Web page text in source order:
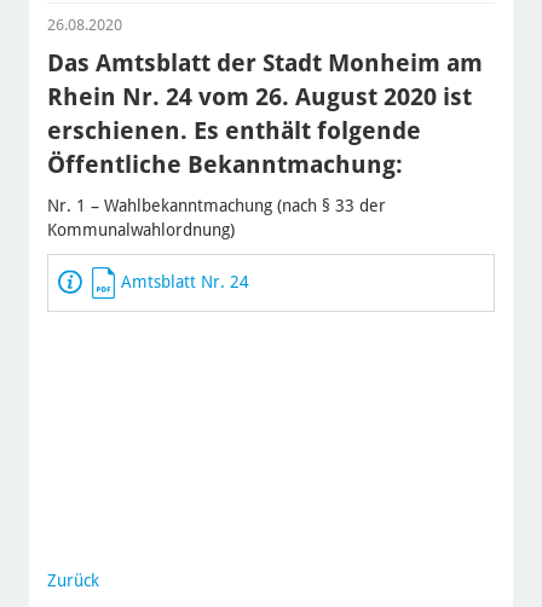
26.08.2020
Das Amtsblatt der Stadt Monheim am
Rhein Nr. 24 vom 26. August 2020 ist
erschienen. Es enthält folgende
Öffentliche Bekanntmachung:
Nr. 1 – Wahlbekanntmachung (nach § 33 der
Kommunalwahlordnung)
Amtsblatt Nr. 24
Zurück